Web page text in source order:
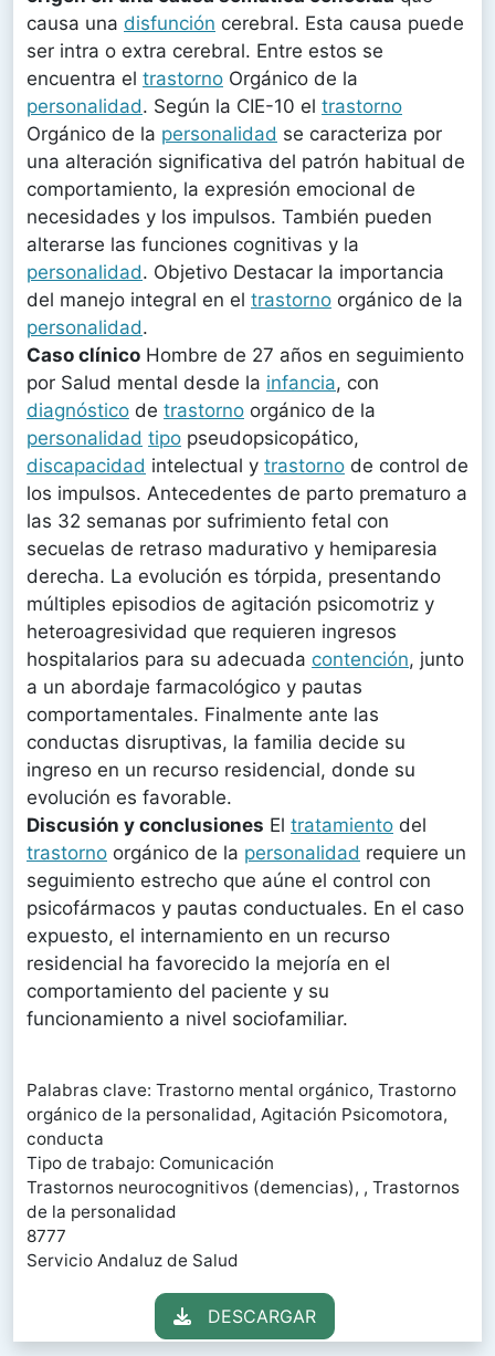
causa una disfunción cerebral. Esta causa puede
ser intra o extra cerebral. Entre estos se
encuentra el trastorno Orgánico de la
personalidad. Según la CIE-10 el trastorno
Orgánico de la personalidad se caracteriza por
una alteración significativa del patrón habitual de
comportamiento, la expresión emocional de
necesidades y los impulsos. También pueden
alterarse las funciones cognitivas y la
personalidad. Objetivo Destacar la importancia
del manejo integral en el trastorno orgánico de la
personalidad.
Caso clínico Hombre de 27 años en seguimiento
por Salud mental desde la infancia, con
diagnóstico de trastorno orgánico de la
personalidad tipo pseudopsicopático,
discapacidad intelectual y trastorno de control de
los impulsos. Antecedentes de parto prematuro a
las 32 semanas por sufrimiento fetal con
secuelas de retraso madurativo y hemiparesia
derecha. La evolución es tórpida, presentando
múltiples episodios de agitación psicomotriz y
heteroagresividad que requieren ingresos
hospitalarios para su adecuada contención, junto
a un abordaje farmacológico y pautas
comportamentales. Finalmente ante las
conductas disruptivas, la familia decide su
ingreso en un recurso residencial, donde su
evolución es favorable.
Discusión y conclusiones El tratamiento del
trastorno orgánico de la personalidad requiere un
seguimiento estrecho que aúne el control con
psicofármacos y pautas conductuales. En el caso
expuesto, el internamiento en un recurso
residencial ha favorecido la mejoría en el
comportamiento del paciente y su
funcionamiento a nivel sociofamiliar.
Palabras clave: Trastorno mental orgánico, Trastorno
orgánico de la personalidad, Agitación Psicomotora,
conducta
Tipo de trabajo: Comunicación
Trastornos neurocognitivos (demencias), , Trastornos
de la personalidad
8777
Servicio Andaluz de Salud
DESCARGAR